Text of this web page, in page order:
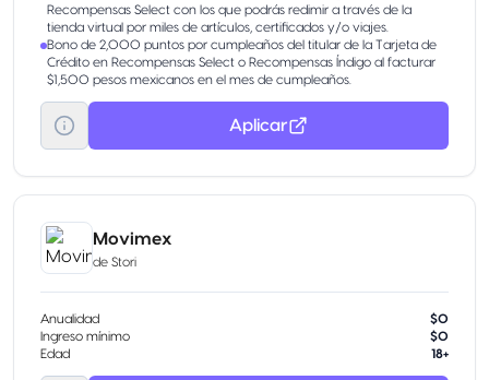
Recompensas Select con los que podrás redimir a través de la
tienda virtual por miles de artículos, certificados y/o viajes.
Bono de 2,000 puntos por cumpleaños del titular de la Tarjeta de
Crédito en Recompensas Select o Recompensas Índigo al facturar
$1,500 pesos mexicanos en el mes de cumpleaños.
Aplicar
Movimex
de Stori
Anualidad
$0
Ingreso mínimo
$0
Edad
18+